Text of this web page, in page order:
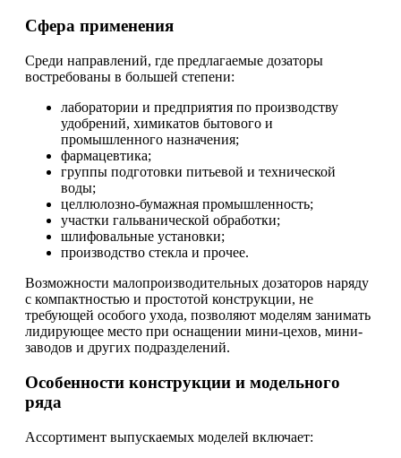
Сфера применения
Среди направлений, где предлагаемые дозаторы
востребованы в большей степени:
лаборатории и предприятия по производству
удобрений, химикатов бытового и
промышленного назначения;
фармацевтика;
группы подготовки питьевой и технической
воды;
целлюлозно-бумажная промышленность;
участки гальванической обработки;
шлифовальные установки;
производство стекла и прочее.
Возможности малопроизводительных дозаторов наряду
с компактностью и простотой конструкции, не
требующей особого ухода, позволяют моделям занимать
лидирующее место при оснащении мини-цехов, мини-
заводов и других подразделений.
Особенности конструкции и модельного
ряда
Ассортимент выпускаемых моделей включает: